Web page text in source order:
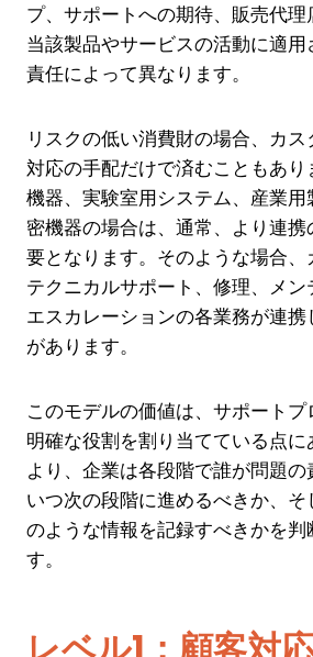
プ、サポートへの期待、販売代
当該製品やサービスの活動に適
責任によって異なります。
リスクの低い消費財の場合、カ
対応の手配だけで済むこともあ
機器、実験室用システム、産業
密機器の場合は、通常、より連
要となります。そのような場合、
テクニカルサポート、修理、メン
エスカレーションの各業務が連
があります。
このモデルの価値は、サポート
明確な役割を割り当てている点
より、企業は各段階で誰が問題の
いつ次の段階に進めるべきか、
のような情報を記録すべきかを判
す。